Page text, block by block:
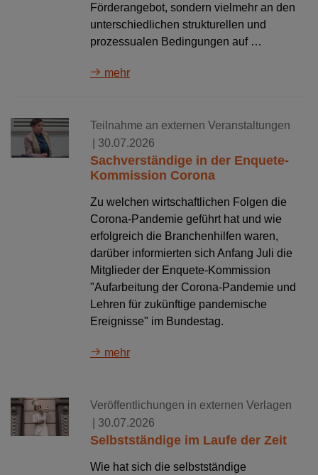
Förderangebot, sondern vielmehr an den
unterschiedlichen strukturellen und
prozessualen Bedingungen auf …
mehr
Teilnahme an externen Veranstaltungen
| 30.07.2026
Sachverständige in der Enquete-
Kommission Corona
Zu welchen wirtschaftlichen Folgen die
Corona-Pandemie geführt hat und wie
erfolgreich die Branchenhilfen waren,
darüber informierten sich Anfang Juli die
Mitglieder der Enquete-Kommission
"Aufarbeitung der Corona-Pandemie und
Lehren für zukünftige pandemische
Ereignisse" im Bundestag.
mehr
Veröffentlichungen in externen Verlagen
| 30.07.2026
Selbstständige im Laufe der Zeit
Wie hat sich die selbstständige